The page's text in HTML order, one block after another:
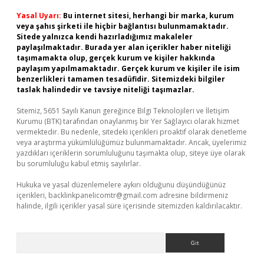
Yasal Uyarı: Bu internet sitesi, herhangi bir marka, kurum
veya şahıs şirketi ile hiçbir bağlantısı bulunmamaktadır.
Sitede yalnızca kendi hazırladığımız makaleler
paylaşılmaktadır. Burada yer alan içerikler haber niteliği
taşımamakta olup, gerçek kurum ve kişiler hakkında
paylaşım yapılmamaktadır. Gerçek kurum ve kişiler ile isim
benzerlikleri tamamen tesadüfidir. Sitemizdeki bilgiler
taslak halindedir ve tavsiye niteliği taşımazlar.
Sitemiz, 5651 Sayılı Kanun gereğince Bilgi Teknolojileri ve İletişim
Kurumu (BTK) tarafından onaylanmış bir Yer Sağlayıcı olarak hizmet
vermektedir. Bu nedenle, sitedeki içerikleri proaktif olarak denetleme
veya araştırma yükümlülüğümüz bulunmamaktadır. Ancak, üyelerimiz
yazdıkları içeriklerin sorumluluğunu taşımakta olup, siteye üye olarak
bu sorumluluğu kabul etmiş sayılırlar.
Hukuka ve yasal düzenlemelere aykırı olduğunu düşündüğünüz
içerikleri, backlinkpanelicomtr@gmail.com adresine bildirmeniz
halinde, ilgili içerikler yasal süre içerisinde sitemizden kaldırılacaktır.